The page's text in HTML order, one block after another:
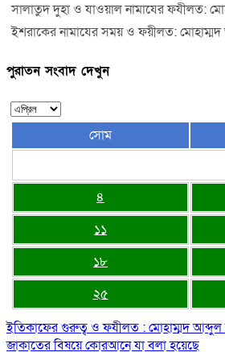
সালাতুদ দুহা ও যাওয়াল নামাযের ফযীলত:
ইশরাকের নামাযের সময় ও ফয়ীলত:
পুরাতন সংবাদ দেখুন
সোম
৪
১১
১৮
২৫
ইতিকাফের গুরুত্ব ও ফযীলত : মোহাম্মদ আব্দুল
জাকাতের বিষয়ে কোরআনে যা বলা হয়েছে